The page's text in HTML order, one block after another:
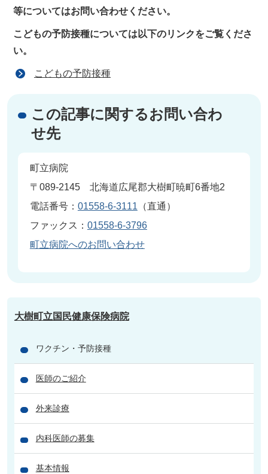
等についてはお問い合わせください。
こどもの予防接種については以下のリンクをご覧くださ
い。
こどもの予防接種
この記事に関するお問い合わ
せ先
町立病院
〒089-2145 北海道広尾郡大樹町暁町6番地2
電話番号： 01558-6-3111 （直通）
ファックス： 01558-6-3796
町立病院へのお問い合わせ
大樹町立国民健康保険病院
ワクチン・予防接種
医師のご紹介
外来診療
内科医師の募集
基本情報